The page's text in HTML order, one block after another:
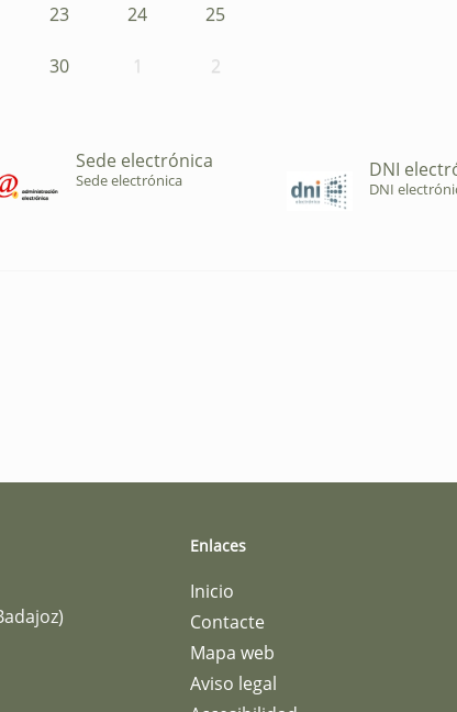
23 24 25
30 1 2
Sede electrónica
Sede electrónica DNI
DNI
Enlaces
Inicio
Contacte
Mapa web
Aviso legal